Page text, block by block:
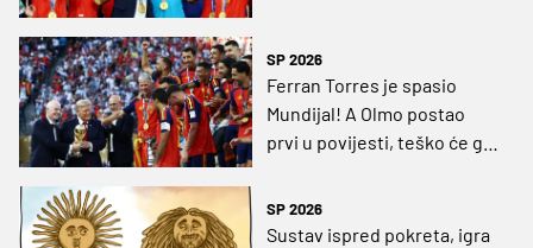
SP 2026
Ferran Torres je spasio
Mundijal! A Olmo postao
prvi u povijesti, teško će ga
SP 2026
Sustav ispred pokreta, igra